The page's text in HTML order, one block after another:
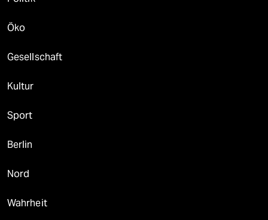
Öko
Gesellschaft
Kultur
Sport
Berlin
Nord
Wahrheit